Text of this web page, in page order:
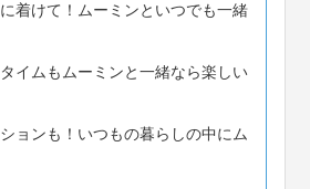
着けて！ムーミンといつでも一緒
イムもムーミンと一緒なら楽しい
ョンも！いつもの暮らしの中にム